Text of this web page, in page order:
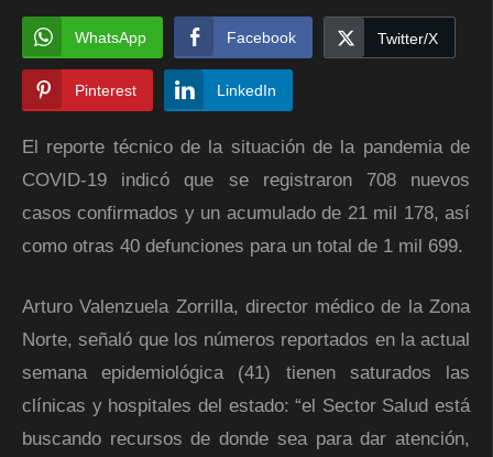
WhatsApp Facebook Twitter/X
Pinterest LinkedIn
El reporte técnico de la situación de la pandemia de
COVID-19 indicó que se registraron 708 nuevos
casos confirmados y un acumulado de 21 mil 178, así
como otras 40 defunciones para un total de 1 mil 699.
Arturo Valenzuela Zorrilla, director médico de la Zona
Norte, señaló que los números reportados en la actual
semana epidemiológica (41) tienen saturados las
clínicas y hospitales del estado: “el Sector Salud está
buscando recursos de donde sea para dar atención,